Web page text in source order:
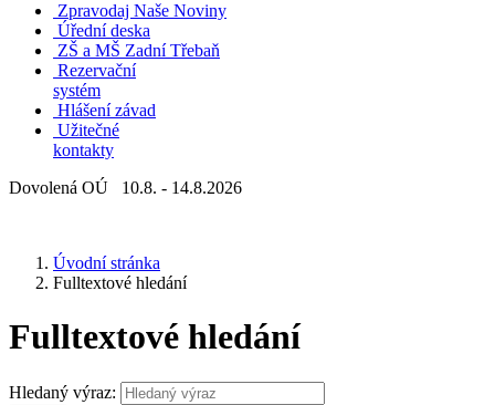
Zpravodaj Naše Noviny
Úřední deska
ZŠ a MŠ Zadní Třebaň
Rezervační
systém
Hlášení závad
Užitečné
kontakty
Dovolená OÚ 10.8. - 14.8.2026
Úvodní stránka
Fulltextové hledání
Fulltextové hledání
Hledaný výraz: